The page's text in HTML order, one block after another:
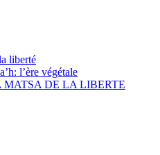
liberté
l’ère végétale
MATSA DE LA LIBERTE